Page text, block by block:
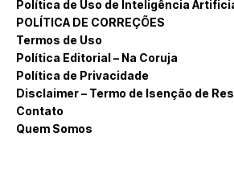
Política de Uso de Inteligência
POLÍTICA DE CORREÇÕES
Termos de Uso
Política Editorial – Na Coruja
Política de Privacidade
Disclaimer – Termo de Isenção de
Contato
Quem Somos